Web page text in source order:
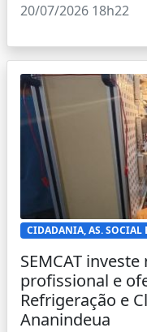
20/07/2026 18h22
CIDADANIA, AS. SOCIAL
SEMCAT
profissional e
Refrigeração e
Ananindeua